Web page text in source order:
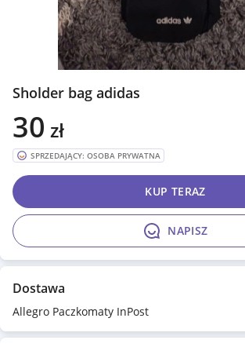
Sholder bag adidas
30 zł
SPRZEDAJĄCY: OSOBA PRYWATNA
NAPISZ
KUP TERAZ
Dostawa
Allegro Paczkomaty InPost